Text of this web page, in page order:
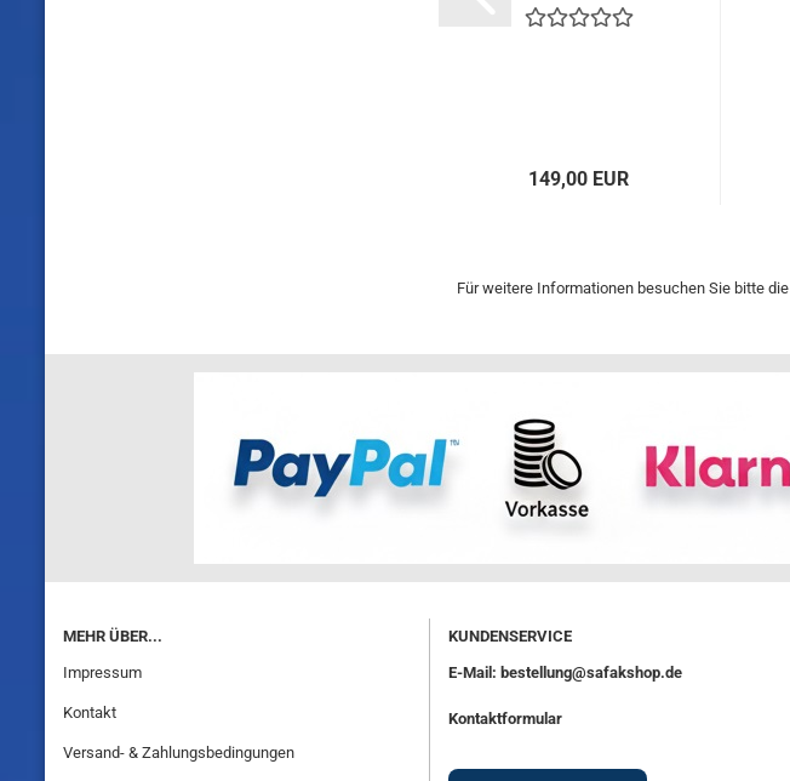
149,00 EUR
Für weitere Informationen besuchen Sie bitte die
MEHR ÜBER...
Impressum
Kontakt
Versand- & Zahlungsbedingungen
KUNDENSERVICE
E-Mail: bestellung@safakshop.de
Kontaktformular